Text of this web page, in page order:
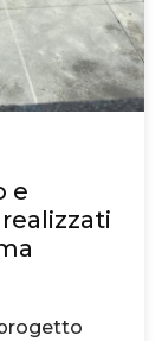
e
progetto